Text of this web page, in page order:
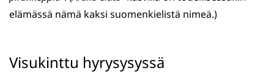
elämässä nämä kaksi suomenkielistä nimeä.)
Visukinttu hyrysysyssä